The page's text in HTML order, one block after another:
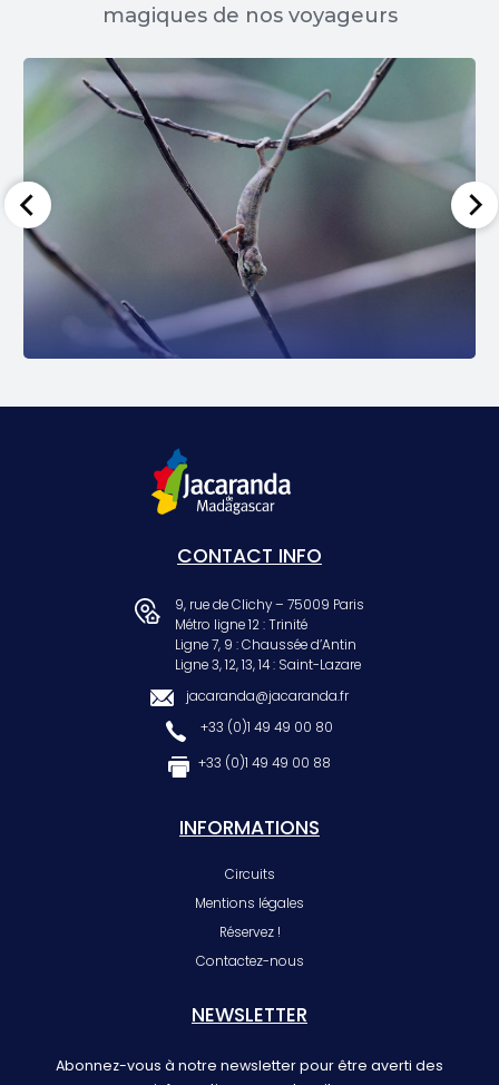
magiques de nos voyageurs
CONTACT INFO
9, rue de Clichy – 75009 Paris
Métro ligne 12 : Trinité
Ligne 7, 9 : Chaussée d’Antin
Ligne 3, 12, 13, 14 : Saint-Lazare
jacaranda@jacaranda.fr
+33 (0)1 49 49 00 80
+33 (0)1 49 49 00 88
INFORMATIONS
Circuits
Mentions légales
Réservez !
Contactez-nous
NEWSLETTER
Abonnez-vous à notre newsletter pour être averti des